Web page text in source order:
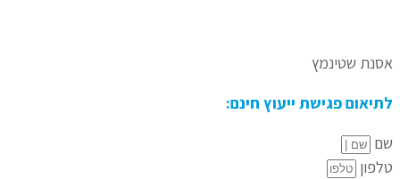
אסנת שטינמץ
לתיאום פגישת ייעוץ חינם:
שם
טלפון